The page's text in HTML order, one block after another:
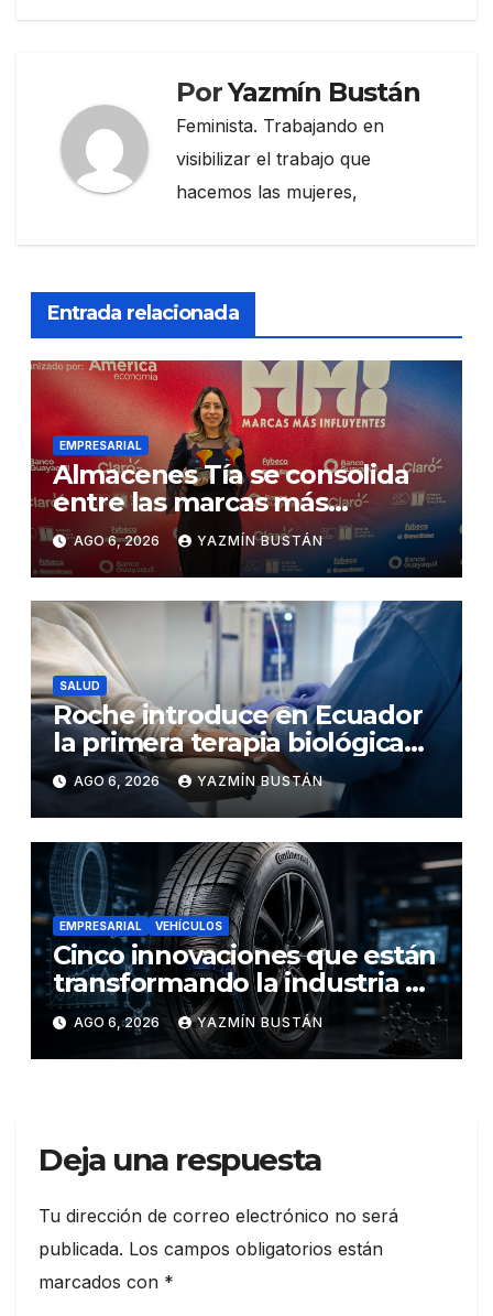
PorYazmín Bustán
Feminista. Trabajando en
visibilizar el trabajo que
hacemos las mujeres,
Entrada relacionada
EMPRESARIAL
Almacenes Tía se consolida
entre las marcas más
influyentes del Ecuador
AGO 6, 2026 YAZMÍN BUSTÁN
SALUD
Roche introduce en Ecuador
la primera terapia biológica
de precisión capaz de
detener el daño renal por
nefritis lúpica
AGO 6, 2026 YAZMÍN BUSTÁN
EMPRESARIAL VEHÍCULOS
Cinco innovaciones que están
transformando la industria de
los neumáticos y redefinen el
futuro de la movilidad
AGO 6, 2026 YAZMÍN BUSTÁN
Deja una respuesta
Tu dirección de correo electrónico no será
publicada. Los campos obligatorios están
marcados con *